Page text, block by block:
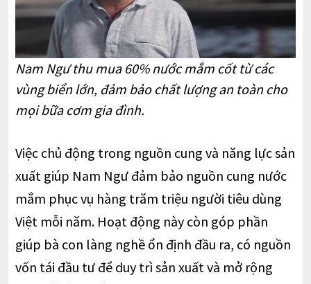
Nam Ngư thu mua 60% nước mắm cốt từ các
vùng biển lớn, đảm bảo chất lượng an toàn cho
mọi bữa cơm gia đình.
Việc chủ động trong nguồn cung và năng lực sản
xuất giúp Nam Ngư đảm bảo nguồn cung nước
mắm phục vụ hàng trăm triệu người tiêu dùng
Việt mỗi năm. Hoạt động này còn góp phần
giúp bà con làng nghề ổn định đầu ra, có nguồn
vốn tái đầu tư để duy trì sản xuất và mở rộng